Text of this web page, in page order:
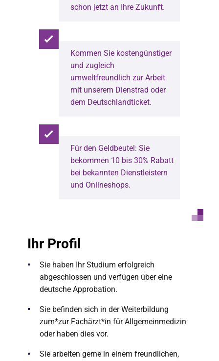
schon jetzt an Ihre Zukunft.
Kommen Sie kostengünstiger
und zugleich
umweltfreundlich zur Arbeit
mit unserem Dienstrad oder
dem Deutschlandticket.
Für den Geldbeutel: Sie
bekommen 10 bis 30% Rabatt
bei bekannten Dienstleistern
und Onlineshops.
Ihr Profil
Sie haben Ihr Studium erfolgreich
abgeschlossen und verfügen über eine
deutsche Approbation.
Sie befinden sich in der Weiterbildung
zum*zur Fachärzt*in für Allgemeinmedizin
oder haben dies vor.
Sie arbeiten gerne in einem freundlichen,